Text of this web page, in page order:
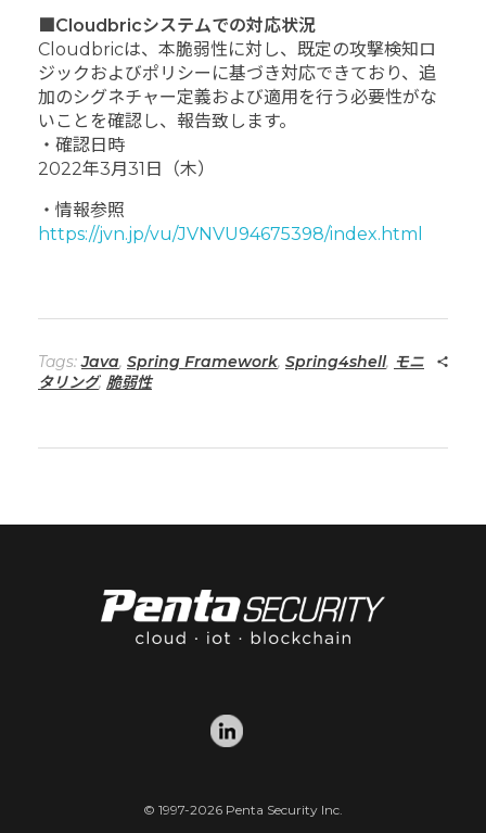
■Cloudbricシステムでの対応状況
Cloudbricは、本脆弱性に対し、既定の攻撃検知ロ
ジックおよびポリシーに基づき対応できており、追
加のシグネチャー定義および適用を行う必要性がな
いことを確認し、報告致します。
・確認日時
2022年3月31日（木）
・情報参照
https://jvn.jp/vu/JVNVU94675398/index.html
Tags:Java, Spring Framework, Spring4shell, モニ
タリング, 脆弱性
© 1997-2026 Penta Security Inc.